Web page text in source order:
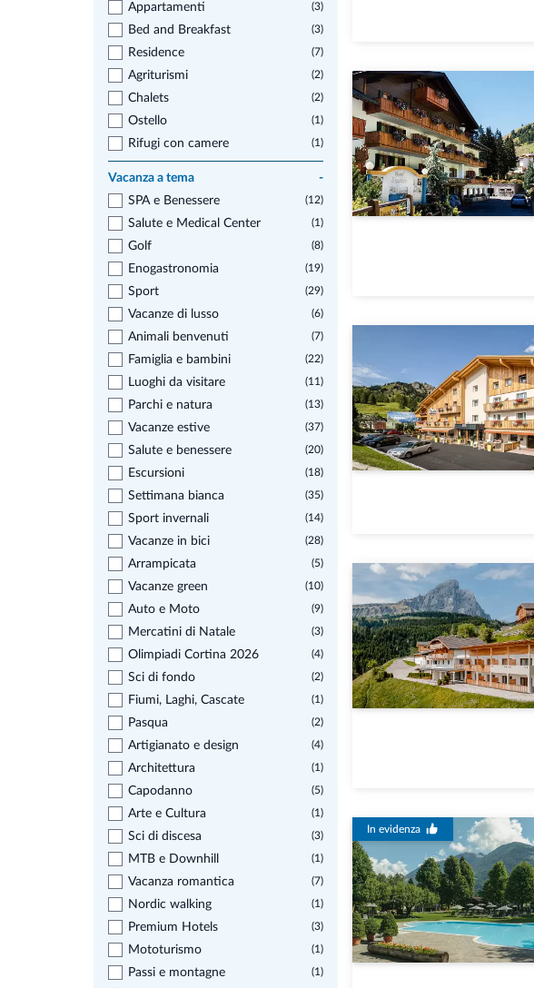
Appartamenti (3)
Bed and Breakfast (3)
Residence (7)
Agriturismi (2)
Chalets (2)
Ostello (1)
Rifugi con camere (1)
Vacanza a tema
-
SPA e Benessere
(12)
Salute e Medical Center (1)
Golf (8)
Enogastronomia (19)
Sport (29)
Vacanze di lusso (6)
Animali benvenuti (7)
Famiglia e bambini (22)
Luoghi da visitare (11)
Parchi e natura (13)
Vacanze estive (37)
Salute e benessere (20)
Escursioni (18)
Settimana bianca (35)
Sport invernali (14)
Vacanze in bici (28)
Arrampicata (5)
Vacanze green (10)
Auto e Moto (9)
Mercatini di Natale (3)
Olimpiadi Cortina 2026 (4)
Sci di fondo (2)
Fiumi, Laghi, Cascate (1)
Pasqua (2)
Artigianato e design (4)
Architettura (1)
Capodanno (5)
Arte e Cultura (1)
Sci di discesa (3)
MTB e Downhill (1)
Vacanza romantica (7)
Nordic walking (1)
Premium Hotels (3)
Mototurismo (1)
Passi e montagne (1)
In evidenza